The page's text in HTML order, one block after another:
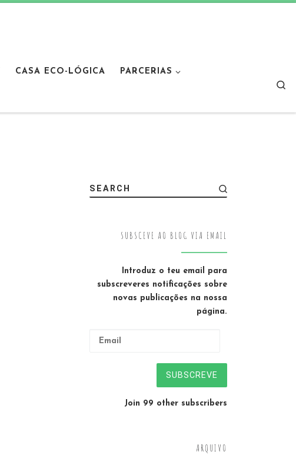
CASA ECO-LÓGICA PARCERIAS
SEARCH
SUBSCEVE AO BLOG VIA EMAIL
Introduz o teu email para
subscreveres notificações sobre
novas publicações na nossa
página.
SUBSCREVE
Join 99 other subscribers
ARQUIVO